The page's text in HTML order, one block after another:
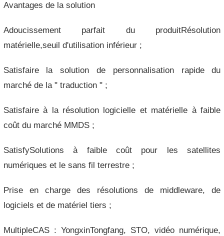
Avantages de la solution
Adoucissement parfait du produitRésolution
matérielle,seuil d'utilisation inférieur ;
Satisfaire la solution de personnalisation rapide du
marché de la " traduction " ;
Satisfaire à la résolution logicielle et matérielle à faible
coût du marché MMDS ;
SatisfySolutions à faible coût pour les satellites
numériques et le sans fil terrestre ;
Prise en charge des résolutions de middleware, de
logiciels et de matériel tiers ;
MultipleCAS : YongxinTongfang, STO, vidéo numérique,